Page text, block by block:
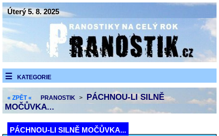
Úterý 5. 8. 2025
KATEGORIE
« ZPĚT « PRANOSTIK >
PÁCHNOU-LI SILNĚ
MOČŮVKA...
PÁCHNOU-LI SILNĚ MOČŮVKA...